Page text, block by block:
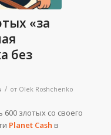
«за
без
/ от Olek Roshchenko
злотых со своего
Planet Cash в